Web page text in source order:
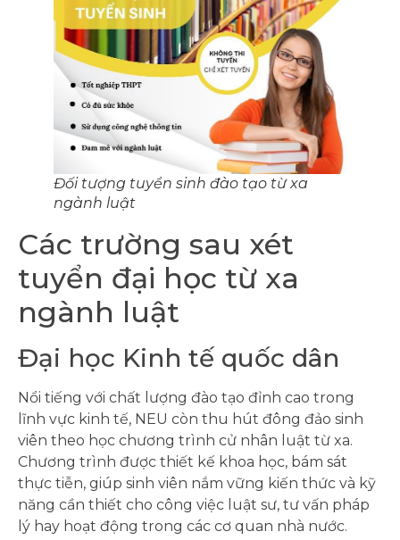
Đối tượng tuyển sinh đào tạo từ xa
ngành luật
Các trường sau xét
tuyển đại học từ xa
ngành luật
Đại học Kinh tế quốc dân
Nổi tiếng với chất lượng đào tạo đỉnh cao trong
lĩnh vực kinh tế, NEU còn thu hút đông đảo sinh
viên theo học chương trình cử nhân luật từ xa.
Chương trình được thiết kế khoa học, bám sát
thực tiễn, giúp sinh viên nắm vững kiến thức và kỹ
năng cần thiết cho công việc luật sư, tư vấn pháp
lý hay hoạt động trong các cơ quan nhà nước.